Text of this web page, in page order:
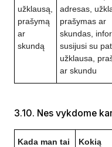
užklausą,
prašymą
ar
skundą
adresas,
prašymas ar
skundas,
susijusi su
užklausa,
ar skundu
3.10. Nes vykdome
Kada man tai
Kokią